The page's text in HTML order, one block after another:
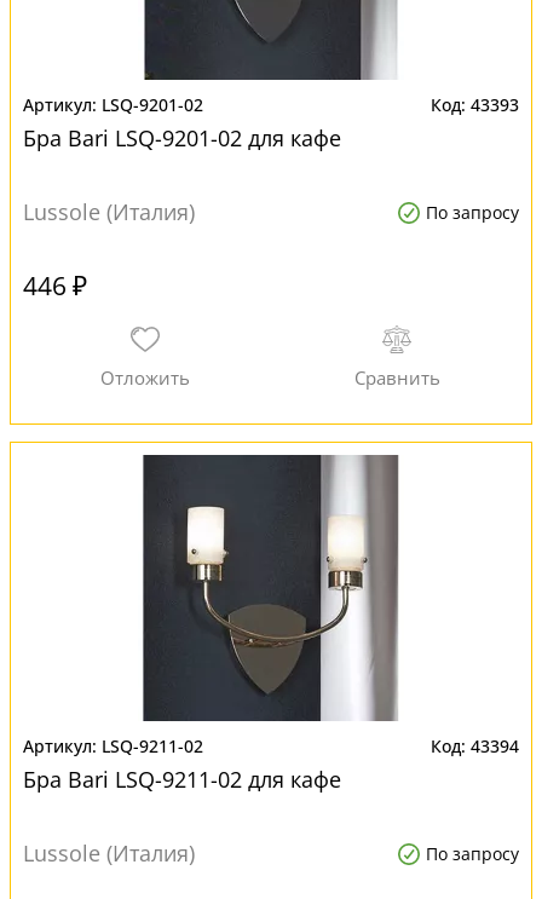
LSQ-9201-02 43393
Бра Bari LSQ-9201-02 для кафе
Lussole (Италия) По запросу
446 ₽
LSQ-9211-02 43394
Бра Bari LSQ-9211-02 для кафе
Lussole (Италия) По запросу